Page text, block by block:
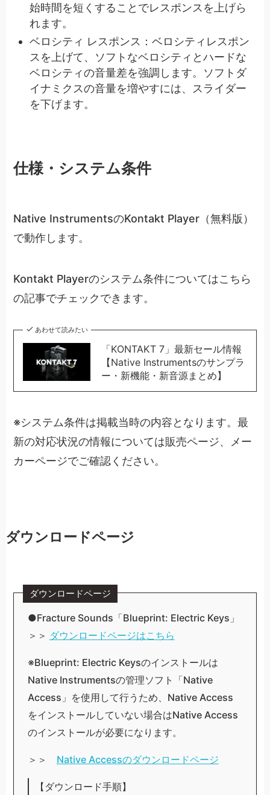
始時間を短くすることでレスポンスを上げら
れます。
ベロシティ レスポンス：ベロシティレスポン
スを上げて、ソフトなベロ​​シティとハードな
ベロシティの音量差を強調します。ソフトダ
イナミクスの音量を増やすには、スライダー
を下げます。
仕様・システム条件
Native InstrumentsのKontakt Player（無料版）
で動作します。
Kontakt Playerのシステム条件についてはこちら
の記事でチェックできます。
あわせて読みたい
「KONTAKT 7」最新セール情報
【Native Instrumentsのサンプラ
ー・新機能・新音源まとめ】
※システム条件は掲載当時の内容となります。最
新の対応状況の情報については販売ページ、メー
カーページでご確認ください。
ダウンロードページ
ダウンロードページ
●Fracture Sounds「Blueprint: Electric Keys」
＞＞ ダウンロードページはこちら
※Blueprint: Electric Keysのインストールは
Native Instrumentsの管理ソフト「Native
Access」を使用して行うため、Native Access
をインストールしていない場合はNative Access
のインストールが必要になります。
＞＞ Native Accessのダウンロードページ
【ダウンロード手順】